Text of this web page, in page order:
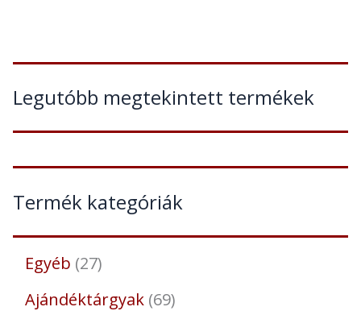
Legutóbb megtekintett termékek
Termék kategóriák
Egyéb 27
Ajándéktárgyak 69